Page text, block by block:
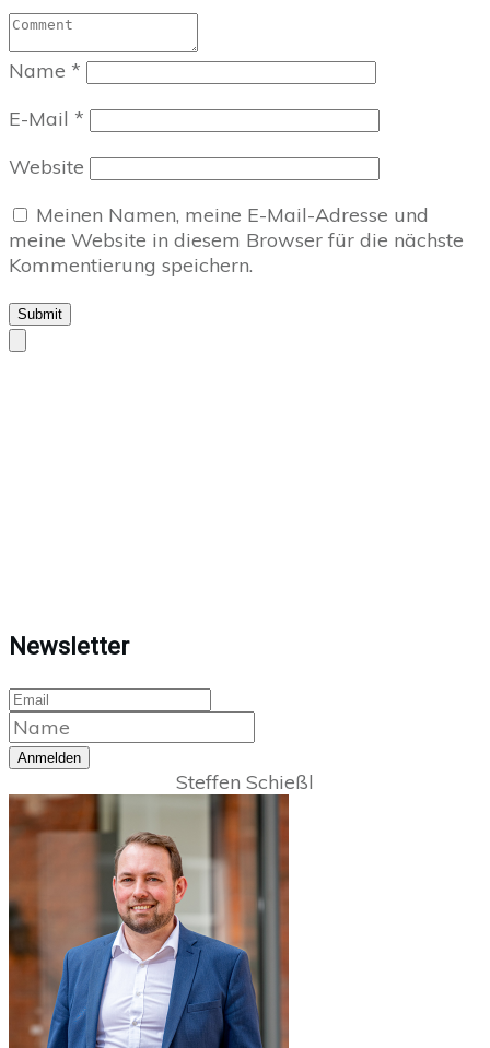
Name *
E-Mail *
Website
Meinen Namen, meine E-Mail-Adresse und
meine Website in diesem Browser für die nächste
Kommentierung speichern.
Submit
Newsletter
Anmelden
Steffen Schießl